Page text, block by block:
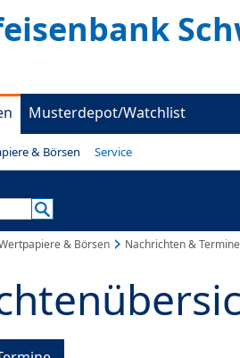
Musterdepot/Watchlist
& Börsen Service
& Börsen Nachrichten & Termine